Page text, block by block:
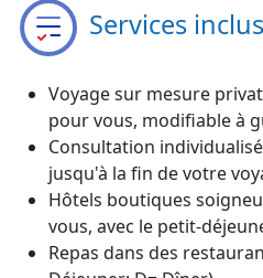
Services inclus
Voyage sur mesure
pour vous, modifiable à
Consultation
jusqu'à la fin de votre
Hôtels boutiques
vous, avec le petit-
Repas dans des